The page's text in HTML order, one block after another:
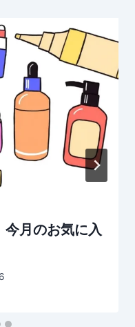
月のお気に入